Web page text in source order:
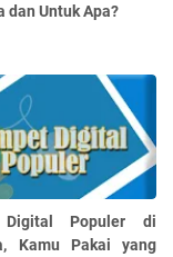
dan Untuk Apa?
Digital Populer di
Kamu Pakai yang